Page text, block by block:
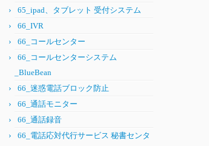
65_ipad、タブレット 受付システム
66_IVR
66_コールセンター
66_コールセンターシステム
_BlueBean
66_迷惑電話ブロック防止
66_通話モニター
66_通話録音
66_電話応対代行サービス 秘書センタ